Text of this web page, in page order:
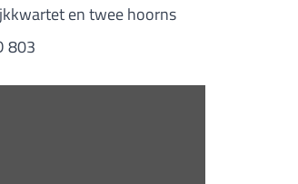
en twee hoorns
803